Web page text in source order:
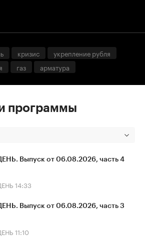
кризис
укрепление рубля
газ арматура
программы
Выпуск от 06.08.2026, часть 4
14:33
Выпуск от 06.08.2026, часть 3
11:10